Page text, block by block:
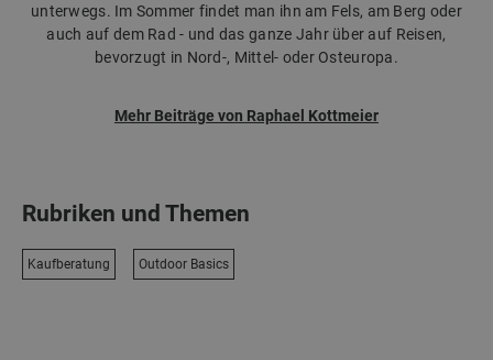
unterwegs. Im Sommer findet man ihn am Fels, am Berg oder
auch auf dem Rad - und das ganze Jahr über auf Reisen,
bevorzugt in Nord-, Mittel- oder Osteuropa.
Mehr Beiträge von Raphael Kottmeier
Rubriken und Themen
Kaufberatung Outdoor Basics